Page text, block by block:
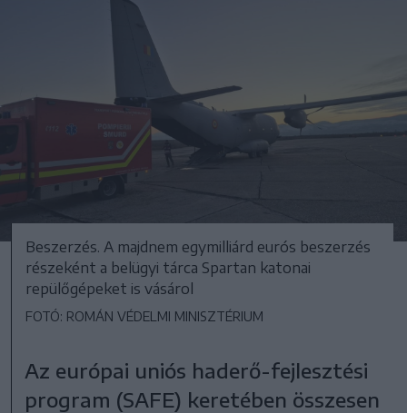
Beszerzés. A majdnem egymilliárd eurós beszerzés
részeként a belügyi tárca Spartan katonai
repülőgépeket is vásárol
FOTÓ: ROMÁN VÉDELMI MINISZTÉRIUM
Az európai uniós haderő-fejlesztési
program (SAFE) keretében összesen